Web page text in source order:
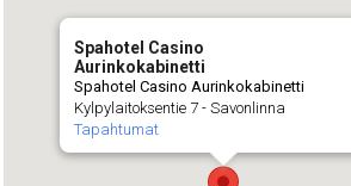
Spahotel Casino
Aurinkokabinetti
Spahotel Casino Aurinkokabinetti
Kylpylaitoksentie 7 - Savonlinna
Tapahtumat